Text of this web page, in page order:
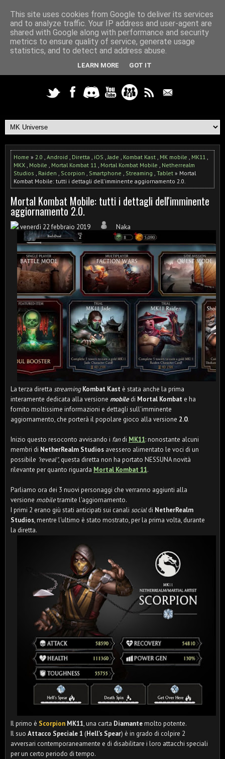
Home » 2.0 , Android , Diretta , iOS ,Jade , Kombat Kast , MK mobile , MK11 ,
MKX , Mobile , Mortal Kombat 11 , Mortal Kombat Mobile , Netherrealm
Studios , Raiden , Scorpion , Smartphone , Streaming , Tablet » Mortal
Kombat Mobile: tutti i dettagli dell'imminente aggiornamento 2.0.
Mortal Kombat Mobile: tutti i dettagli dell'imminente
aggiornamento 2.0.
venerdì 22 febbraio 2019 Naka
La terza diretta streaming Kombat Kast è stata anche la prima
interamente dedicata alla versione mobiledi Mortal Kombat e ha
fornito moltissime informazioni e dettagli sull'imminente
aggiornamento, che porterà il popolare gioco alla versione 2.0.
Inizio questo resoconto avvisando i fandi MK11: nonostante alcuni
membri di NetherRealm Studios avessero alimentato le voci di un
possibile "reveal", questa diretta non ha portato NESSUNA novità
rilevante per quanto riguarda Mortal Kombat 11.
Parliamo ora dei 3 nuovi personaggi che verranno aggiunti alla
versione mobiletramite l'aggiornamento.
I primi 2 erano giù stati anticipati sui canali socialdi NetherRealm
Studios, mentre l'ultimo è stato mostrato, per la prima volta, durante
la diretta.
Il primo è Scorpion MK11, una carta Diamantemolto potente.
Il suo Attacco Speciale 1 (Hell's Spear) è in grado di colpire 2
avversari contemporaneamente e di disabilitare i loro attacchi speciali
per un certo periodo di tempo.
This site uses cookies from Google to deliver its services
and to analyze traffic. Your IP address and user-agent are
shared with Google along with performance and security
metrics to ensure quality of service, generate usage
statistics, and to detect and address abuse.
LEARN MORE GOT IT